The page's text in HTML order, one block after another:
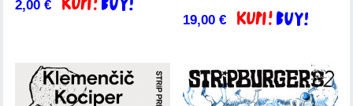
2,00€ Dodaj v košarico
19,00€ Dodaj v košarico